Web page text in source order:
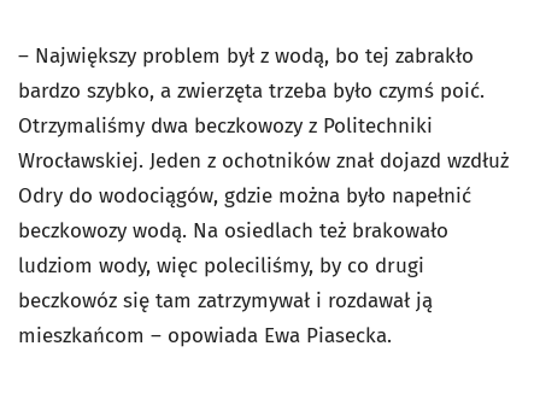
– Największy problem był z wodą, bo tej zabrakło
bardzo szybko, a zwierzęta trzeba było czymś poić.
Otrzymaliśmy dwa beczkowozy z Politechniki
Wrocławskiej. Jeden z ochotników znał dojazd wzdłuż
Odry do wodociągów, gdzie można było napełnić
beczkowozy wodą. Na osiedlach też brakowało
ludziom wody, więc poleciliśmy, by co drugi
beczkowóz się tam zatrzymywał i rozdawał ją
mieszkańcom – opowiada Ewa Piasecka.